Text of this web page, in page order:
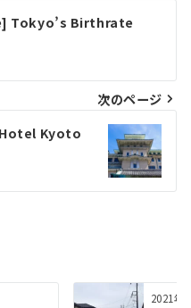
Tokyo’s Birthrate
次のページ
Kyoto
2021年